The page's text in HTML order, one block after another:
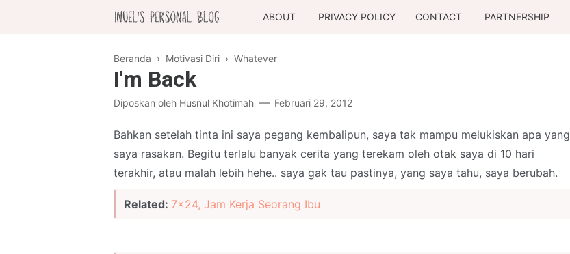
ABOUT PRIVACY POLICY CONTACT PARTNERSHIP
Beranda › Motivasi Diri › Whatever
I'm Back
Diposkan oleh Husnul Khotimah Februari 29, 2012
Bahkan setelah tinta ini saya pegang kembalipun, saya tak mampu melukiskan apa yang
saya rasakan. Begitu terlalu banyak cerita yang terekam oleh otak saya di 10 hari
terakhir, atau malah lebih hehe.. saya gak tau pastinya, yang saya tahu, saya berubah.
Related: 7x24, Jam Kerja Seorang Ibu